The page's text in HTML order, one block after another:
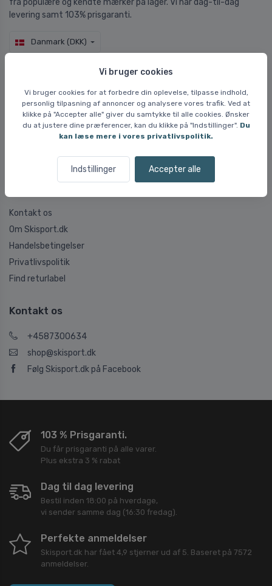
Vi bruger cookies
Vi bruger cookies for at forbedre din oplevelse, tilpasse indhold,
personlig tilpasning af annoncer og analysere vores trafik. Ved at
klikke på "Accepter alle" giver du samtykke til alle cookies. Ønsker
du at justere dine præferencer, kan du klikke på "Indstillinger". Du
kan læse mere i vores privatlivspolitik.
Indstillinger Accepter alle
levering samt 103% prisgaranti.
Danmark (DKK)
Oftest stillede spørgsmål
Oftest stillede spørgsmål
Levering og fragt
Kontakt os
Om Skisport.dk
Handelsbetingelser
Privatlivspolitik
Find returlabel
Kontakt os
+4587300634
shop@skisport.dk
Følg Skisport.dk på Facebook
103 % Prisgaranti.
Du får prisgaranti på alle varer.
Plus ekstra 3 % rabat
Dag til dag levering
Bestil inden 18:00 på hverdage,
vi sender samme dag (16:30 fredag).
Perfekte anmeldelser
Skisport.dk har fået 4,9 stjerner ud af 5. Baseret på 7572
anmeldelser.